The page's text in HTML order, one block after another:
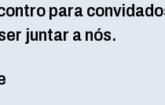
para
juntar a nós.